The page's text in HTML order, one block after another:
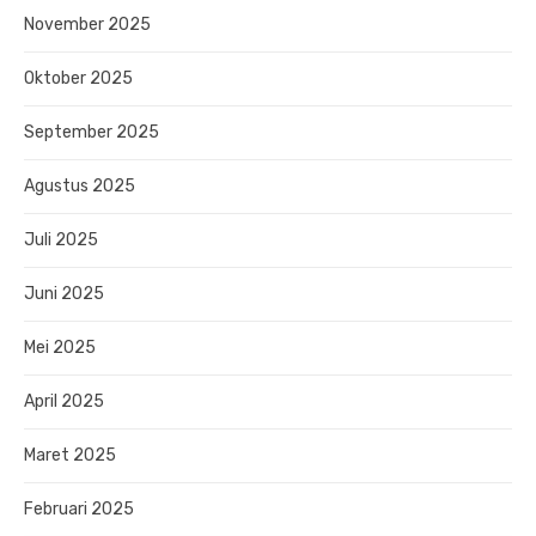
November 2025
Oktober 2025
September 2025
Agustus 2025
Juli 2025
Juni 2025
Mei 2025
April 2025
Maret 2025
Februari 2025